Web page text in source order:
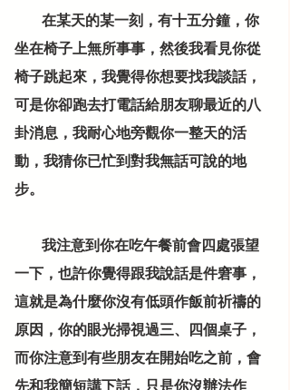
坐在椅子上無所事事，然後我看見你從
椅子跳起來，我覺得你想要找我談話，
可是你卻跑去打電話給朋友聊最近的八
卦消息，我耐心地旁觀你一整天的活
動，我猜你已忙到對我無話可說的地
步。
一下，也許你覺得跟我說話是件窘事，
這就是為什麼你沒有低頭作飯前祈禱的
原因，你的眼光掃視過三、四個桌子，
而你注意到有些朋友在開始吃之前，會